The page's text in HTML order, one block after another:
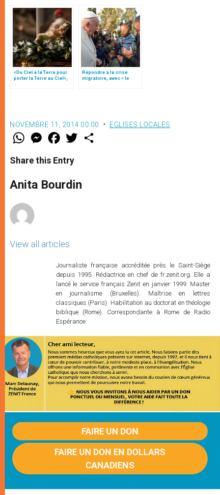
«Du Ciel à la Terre pour
porter la Terre au Ciel»,
Répondre à la crise
migratoire, avec « le
NOVEMBRE 11, 2014 00:00 EGLISES LOCALES
W
t
s
p
p
M
e
s
e
g
e
F
a
e
b
o
k
w
r
Share this Entry
Anita Bourdin
View all articles
Journaliste française accréditée près le Saint-Siège
depuis 1995. Rédactrice en chef de fr.zenit.org. Elle a
lancé le service français Zenit en janvier 1999. Master
en journalisme (Bruxelles). Maîtrise en lettres
classiques (Paris). Habilitation au doctorat en théologie
biblique (Rome). Correspondante à Rome de Radio
Espérance.
FAIRE UN DON
FAIRE UN DON EN DOLLARS
CANADIENS